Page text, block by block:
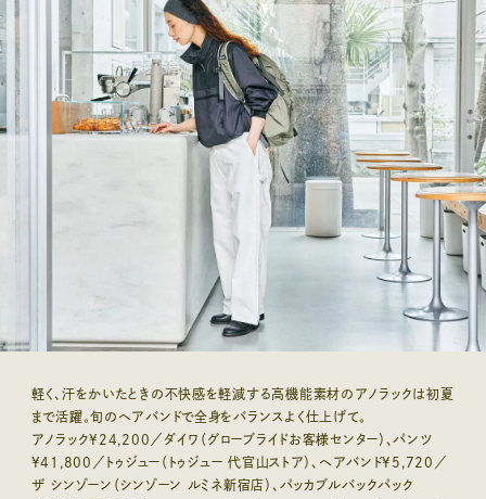
軽く、汗をかいたときの不快感を軽減する高機能素材のアノラックは初夏
まで活躍。旬のヘアバンドで全身をバランスよく仕上げて。
アノラック¥24,200／ダイワ（グローブライドお客様センター）、パンツ
¥41,800／トゥジュー（トゥジュー 代官山ストア）、ヘアバンド¥5,720／
ザ シンゾーン（シンゾーン ルミネ新宿店）、パッカブルバックパック